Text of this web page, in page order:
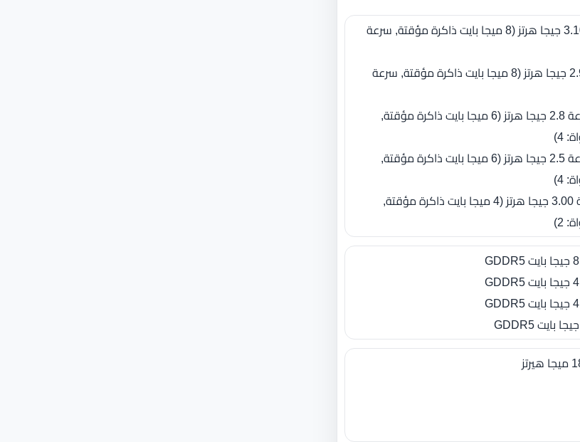
- معالج ‏Intel Core i7-4940MX بسرعة 3.10 جيجا هرتز ‏(‏8 ميجا بايت ذاكرة مؤقتة‏, سرعة
- معالج ‏Intel Core i7-4910MQ بسرعة 2.9 جيجا هرتز ‏(‏8 ميجا بايت ذاكرة مؤقتة‏, سرعة
- معالج ‏Intel® Core™ i7-4810MQ بسرعة 2.8 جيجا هرتز ‏(‏6 ميجا بايت ذاكرة مؤقتة‏,
- معالج ‏Intel® Core™ i7-4710MQ بسرعة 2.5 جيجا هرتز ‏(‏6 ميجا بايت ذاكرة مؤقتة‏,
- معالج ‏Intel® Core™ i7-4610M بسرعة 3.00 جيجا هرتز ‏(‏4 ميجا بايت ذاكرة مؤقتة‏,